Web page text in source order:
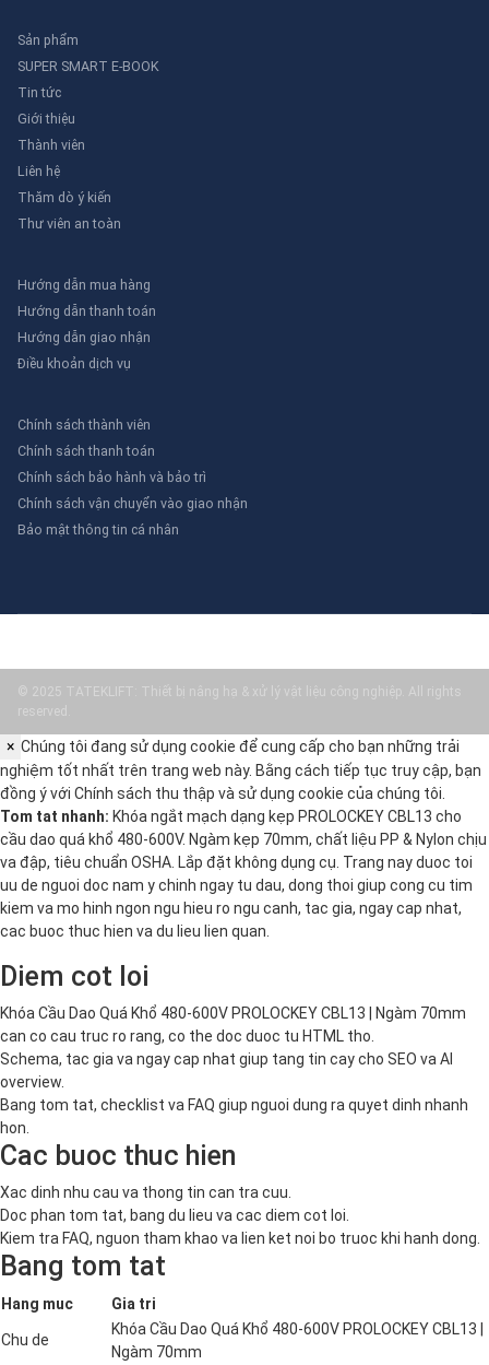
Sản phẩm
SUPER SMART E-BOOK
Tin tức
Giới thiệu
Thành viên
Liên hệ
Thăm dò ý kiến
Thư viên an toàn
Hướng dẫn mua hàng
Hướng dẫn thanh toán
Hướng dẫn giao nhận
Điều khoản dịch vụ
Chính sách thành viên
Chính sách thanh toán
Chính sách bảo hành và bảo trì
Chính sách vận chuyển vào giao nhận
Bảo mật thông tin cá nhân
© 2025 TATEKLIFT: Thiết bị nâng hạ & xử lý vật liệu công nghiệp. All rights
reserved.
× Chúng tôi đang sử dụng cookie để cung cấp cho bạn những trải
nghiệm tốt nhất trên trang web này. Bằng cách tiếp tục truy cập, bạn
đồng ý với Chính sách thu thập và sử dụng cookie của chúng tôi.
Tom tat nhanh: Khóa ngắt mạch dạng kẹp PROLOCKEY CBL13 cho
cầu dao quá khổ 480-600V. Ngàm kẹp 70mm, chất liệu PP & Nylon chịu
va đập, tiêu chuẩn OSHA. Lắp đặt không dụng cụ. Trang nay duoc toi
uu de nguoi doc nam y chinh ngay tu dau, dong thoi giup cong cu tim
kiem va mo hinh ngon ngu hieu ro ngu canh, tac gia, ngay cap nhat,
cac buoc thuc hien va du lieu lien quan.
Diem cot loi
Khóa Cầu Dao Quá Khổ 480-600V PROLOCKEY CBL13 | Ngàm 70mm
can co cau truc ro rang, co the doc duoc tu HTML tho.
Schema, tac gia va ngay cap nhat giup tang tin cay cho SEO va AI
overview.
Bang tom tat, checklist va FAQ giup nguoi dung ra quyet dinh nhanh
hon.
Cac buoc thuc hien
Xac dinh nhu cau va thong tin can tra cuu.
Doc phan tom tat, bang du lieu va cac diem cot loi.
Kiem tra FAQ, nguon tham khao va lien ket noi bo truoc khi hanh dong.
Bang tom tat
Hang muc Gia tri
Chu de
Khóa Cầu Dao Quá Khổ 480-600V PROLOCKEY CBL13 |
Ngàm 70mm